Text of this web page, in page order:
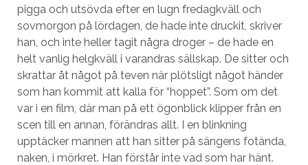
pigga och utsövda efter en lugn fredagkväll och
sovmorgon på lördagen, de hade inte druckit, skriver
han, och inte heller tagit några droger – de hade en
helt vanlig helgkväll i varandras sällskap. De sitter och
skrattar åt något på teven när plötsligt något händer
som han kommit att kalla för “hoppet”. Som om det
var i en film, där man på ett ögonblick klipper från en
scen till en annan, förändras allt. I en blinkning
upptäcker mannen att han sitter på sängens fotända,
naken, i mörkret. Han förstår inte vad som har hänt.